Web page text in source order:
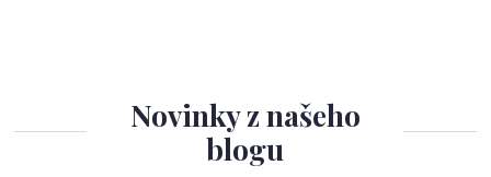
Novinky z našeho
blogu